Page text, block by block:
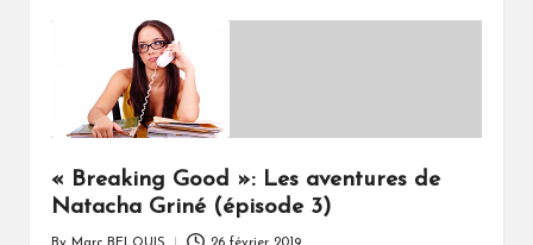
« Breaking Good »: Les aventures de
Natacha Griné (épisode 3)